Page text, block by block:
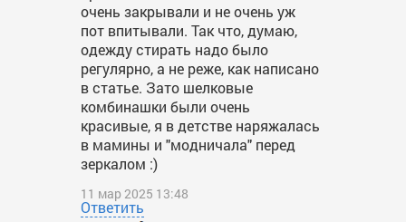
очень закрывали и не очень уж
пот впитывали. Так что, думаю,
одежду стирать надо было
регулярно, а не реже, как написано
в статье. Зато шелковые
комбинашки были очень
красивые, я в детстве наряжалась
в мамины и "модничала" перед
зеркалом :)
11 мар 2025 13:48
Ответить